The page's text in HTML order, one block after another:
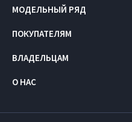
МОДЕЛЬНЫЙ РЯД
ПОКУПАТЕЛЯМ
ВЛАДЕЛЬЦАМ
О НАС